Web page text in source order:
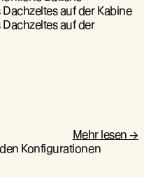
auf der Kabine
auf der
Mehr lesen
Konfigurationen